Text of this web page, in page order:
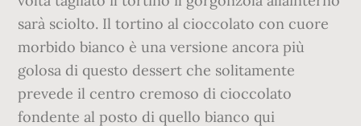
sarà sciolto. Il tortino al cioccolato con cuore
morbido bianco è una versione ancora più
golosa di questo dessert che solitamente
prevede il centro cremoso di cioccolato
fondente al posto di quello bianco qui